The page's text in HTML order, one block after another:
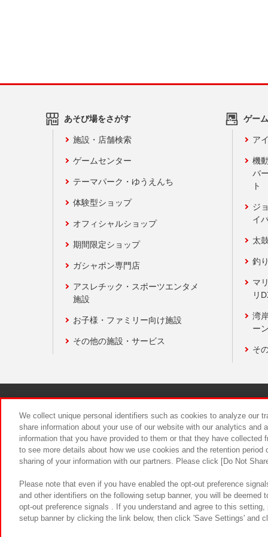
あそび場をさがす
施設・店舗検索
ゲームセンター
テーマパーク・ゆうえんち
体験型ショップ
オフィシャルショップ
期間限定ショップ
ガシャポン専門店
アスレチック・スポーツエンタメ
施設
お子様・ファミリー向け施設
その他の施設・サービス
ゲー
ア
機
バ
ト
ジ
イ
太
釣
マ
リ
湾
ー
そ
食品のご
We collect unique personal identifiers such as cookies to analyze our
share information about your use of our website with our analytics and
information that you have provided to them or that they have
to see more details about how we use cookies and the retention
sharing of your information with our partners. Please click [Do Not
Please note that even if you have enabled the opt-out preference
and other identifiers on the following setup banner, you will be
opt-out preference signals . If you understand and agree to this
setup banner by clicking the link below, then click 'Save Settings' and